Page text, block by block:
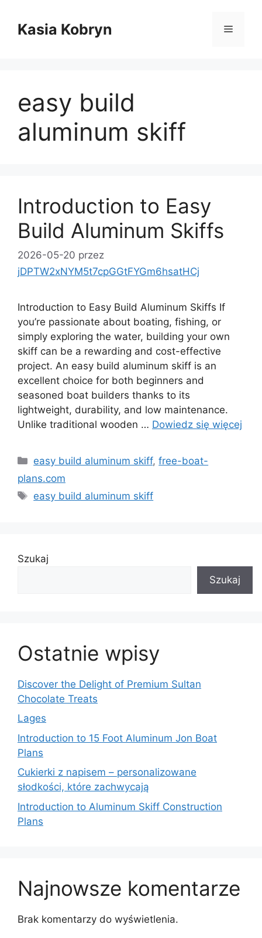
treściKasia Kobryn Menu
easy build
aluminum skiff
Introduction to Easy
Build Aluminum Skiffs
2026-05-20 przez
jDPTW2xNYM5t7cpGGtFYGm6hsatHCj
Introduction to Easy Build Aluminum Skiffs If
you’re passionate about boating, fishing, or
simply exploring the water, building your own
skiff can be a rewarding and cost-effective
project. An easy build aluminum skiff is an
excellent choice for both beginners and
seasoned boat builders thanks to its
lightweight, durability, and low maintenance.
Unlike traditional wooden … Dowiedz się więcej
Kategorie
easy build aluminum skiff,free-boat-
plans.com
Tagi
easy build aluminum skiff
Szukaj
Szukaj
Ostatnie wpisy
Discover the Delight of Premium Sultan
Chocolate Treats
Lages
Introduction to 15 Foot Aluminum Jon Boat
Plans
Cukierki z napisem – personalizowane
słodkości, które zachwycają
Introduction to Aluminum Skiff Construction
Plans
Najnowsze komentarze
Brak komentarzy do wyświetlenia.